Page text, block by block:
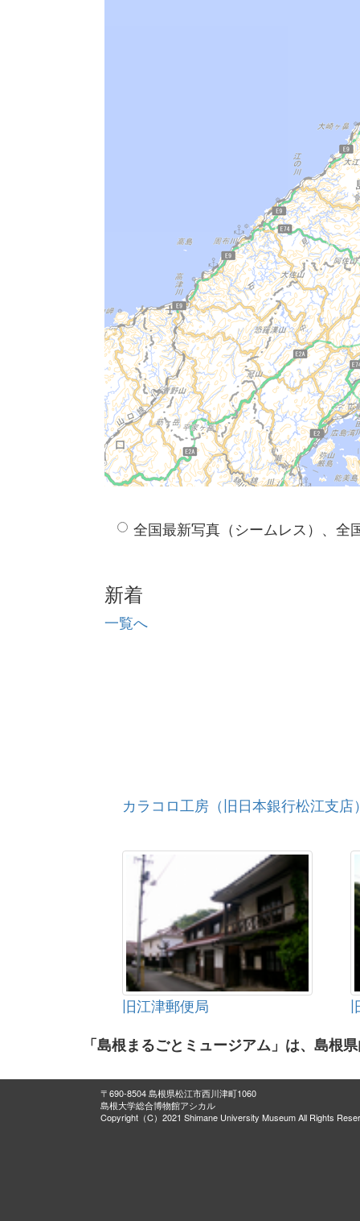
全国最新写真（シームレス）、全
新着
一覧へ
カラコロ工房（旧日本銀行松江支店
旧江津郵便局
「島根まるごとミュージアム」は、島根
〒690-8504 島根県松江市西川津町1060
島根大学総合博物館アシカル
Copyright（C）2021 Shimane University Museum All Rights